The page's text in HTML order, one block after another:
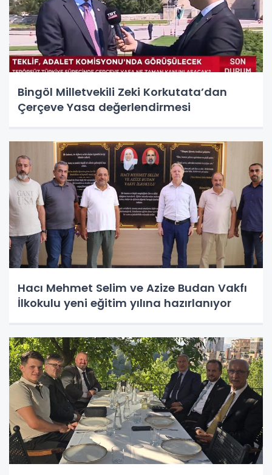
Bingöl Milletvekili Zeki Korkutata’dan
Çerçeve Yasa değerlendirmesi
Hacı Mehmet Selim ve Azize Budan Vakfı
İlkokulu yeni eğitim yılına hazırlanıyor